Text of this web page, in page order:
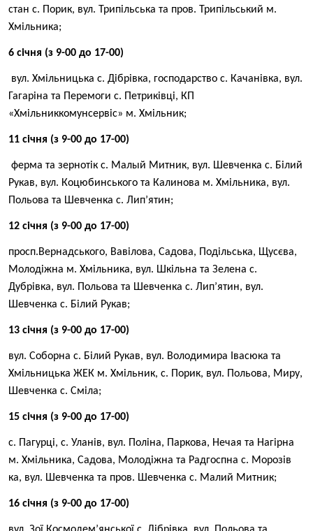
стан с. Порик, вул. Трипільська та пров. Трипільський м.
Хмільника;
6 січня (з 9-00 до 17-00)
вул. Хмільницька с. Дібрівка, господарство с. Качанівка, вул.
Гагаріна та Перемоги с. Петриківці, КП
«Хмільниккомунсервіс» м. Хмільник;
11 січня (з 9-00 до 17-00)
ферма та зернотік с. Малый Митник, вул. Шевченка с. Білий
Рукав, вул. Коцюбинського та Калинова м. Хмільника, вул.
Польова та Шевченка с. Лип’ятин;
12 січня (з 9-00 до 17-00)
просп.Вернадського, Вавілова, Садова, Подільська, Щусєва,
Молодіжна м. Хмільника, вул. Шкільна та Зелена с.
Дубрівка, вул. Польова та Шевченка с. Лип’ятин, вул.
Шевченка с. Білий Рукав;
13 січня (з 9-00 до 17-00)
вул. Соборна с. Білий Рукав, вул. Володимира Івасюка та
Хмільницька ЖЕК м. Хмільник, с. Порик, вул. Польова, Миру,
Шевченка с. Сміла;
15 січня (з 9-00 до 17-00)
с. Пагурці, с. Уланів, вул. Поліна, Паркова, Нечая та Нагірна
м. Хмільника, Садова, Молодіжна та Радгоспна с. Морозів
ка, вул. Шевченка та пров. Шевченка с. Малий Митник;
16 січня (з 9-00 до 17-00)